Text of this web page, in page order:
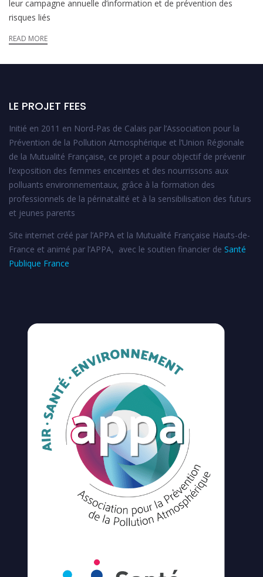
leur campagne annuelle d’information et de prévention des
risques liés
READ MORE
LE PROJET FEES
Initié en 2011 en Nord-Pas de Calais par l’Association pour la
Prévention de la Pollution Atmosphérique et l’Union Régionale
de la Mutualité Française, ce projet a pour objectif de prévenir
l’exposition des femmes enceintes et des nourrissons aux
polluants environnementaux, grâce à la formation des
professionnels de la périnatalité et à la sensibilisation des futurs
et jeunes parents
Site internet créé par l’APPA et la Mutualité Française Hauts-de-
France et animé par l’APPA, avec le soutien financier de Santé
Publique France